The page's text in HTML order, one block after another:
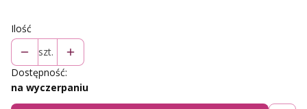
Ilość
szt.
Dostępność:
na wyczerpaniu